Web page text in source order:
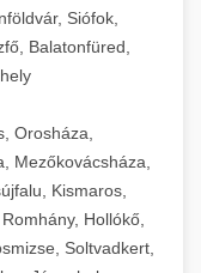
Siófok,
Balatonfüred,
Orosháza,
Mezőkovácsháza,
Kismaros,
Hollókő,
Soltvadkert,